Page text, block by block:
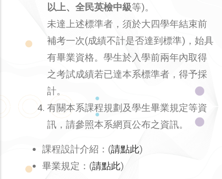
以上、全民英檢中級等)。
未達上述標準者，須於大四學年結束前
補考一次(成績不計是否達到標準)，始具
有畢業資格。學生於入學前兩年內取得
之考試成績若已達本系標準者，得予採
計。
有關本系課程規劃及學生畢業規定等資
訊，請參照本系網頁公布之資訊。
課程設計介紹：(請點此)
畢業規定：(請點此)